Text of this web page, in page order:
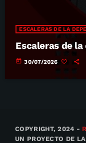
ESCALERAS DE LA
Escaleras de
today 30/07/2026
COPYRIGHT, 2024 -
UN PROYECTO DE